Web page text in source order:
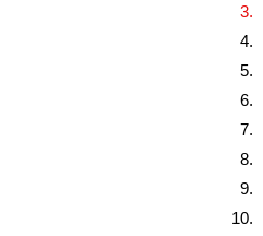
3.
4.
5.
6.
7.
8.
9.
10.